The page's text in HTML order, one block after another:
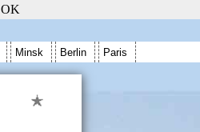
Minsk Berlin Paris
OK